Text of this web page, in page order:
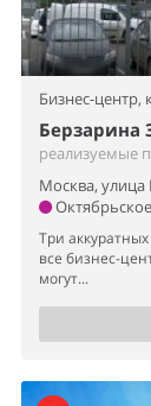
Бизнес-центр,
Берзарина
реализуемые
Москва, улица
Три
все бизнес-
могут...